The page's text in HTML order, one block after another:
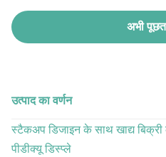
अभी
उत्पाद का वर्णन
स्टैकअप डिजाइन के साथ खाद्य
पीडीक्यू डिस्प्ले